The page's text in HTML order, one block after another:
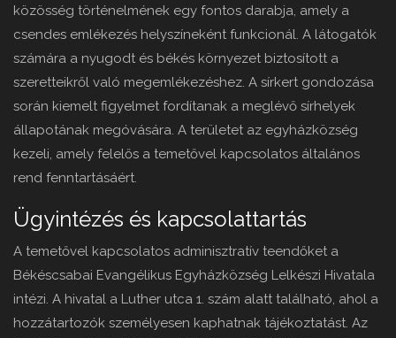
közösség történelmének egy fontos darabja, amely a
csendes emlékezés helyszíneként funkcionál. A látogatók
számára a nyugodt és békés környezet biztosított a
szeretteikről való megemlékezéshez. A sírkert gondozása
során kiemelt figyelmet fordítanak a meglévő sírhelyek
állapotának megóvására. A területet az egyházközség
kezeli, amely felelős a temetővel kapcsolatos általános
rend fenntartásáért.
Ügyintézés és kapcsolattartás
A temetővel kapcsolatos adminisztratív teendőket a
Békéscsabai Evangélikus Egyházközség Lelkészi Hivatala
intézi. A hivatal a Luther utca 1. szám alatt található, ahol a
hozzátartozók személyesen kaphatnak tájékoztatást. Az